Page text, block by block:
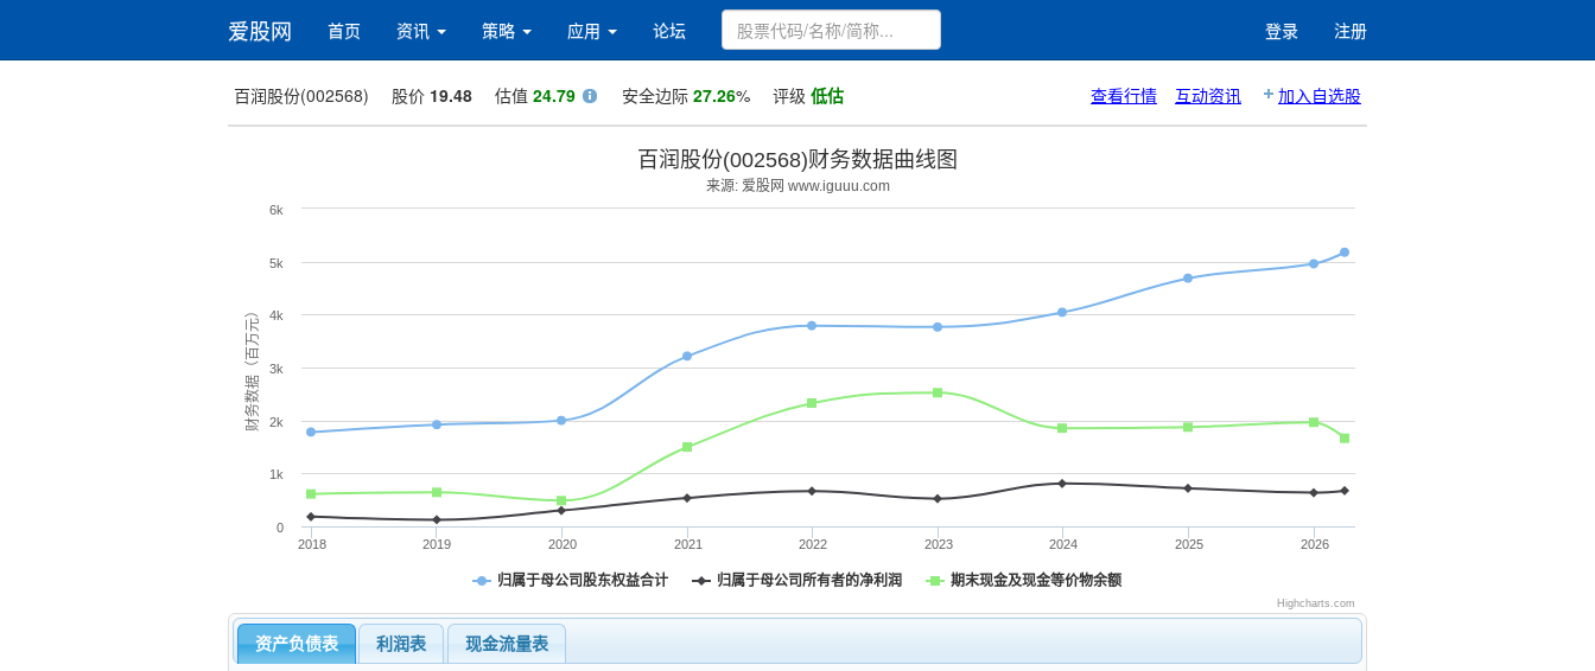
爱股网 首页 资讯 策略 应用 论坛 登录 注册
百润股份(002568) 股价 19.48 估值 24.79 安全边际 27.26% 评级 低估 查看行情 互动资讯 加入自选股
财务数据（百万元）
百润股份(002568)财务数据曲线图
来源: 爱股网 www.iguuu.com
归属于母公司股东权益合计 归属于母公司所有者的净利润 期末现金及现金等价物余额
2018 2019 2020 2021 2022 2023 2024 2025 2026
0
1k
2k
3k
4k
5k
6k
Highcharts.com
资产负债表 利润表 现金流量表